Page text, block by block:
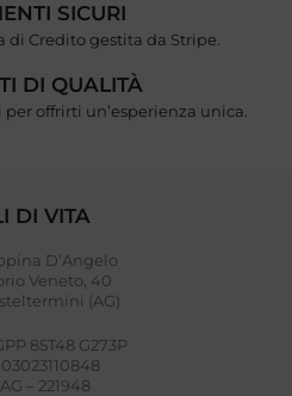
SICURI
di Credito gestita da Stripe.
DI QUALITÀ
offrirti un’esperienza unica.
DI VITA
D’Angelo
Veneto, 40
(AG)
85T48 G273P
03023110848
– 221948